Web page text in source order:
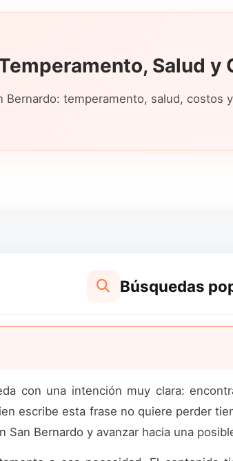
Salud y
Bernardo: temperamento, salud, costos
Búsquedas
con una intención muy clara:
escribe esta frase no quiere perder
Bernardo y avanzar hacia una